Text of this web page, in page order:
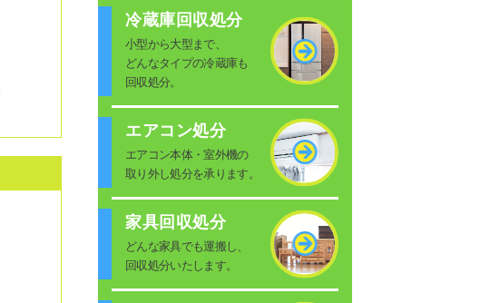
冷蔵庫回収処分
小型から大型まで、
どんなタイプの冷蔵庫も
回収処分。
エアコン処分
エアコン本体・室外機の
取り外し処分を承ります。
家具回収処分
どんな家具でも運搬し、
回収処分いたします。